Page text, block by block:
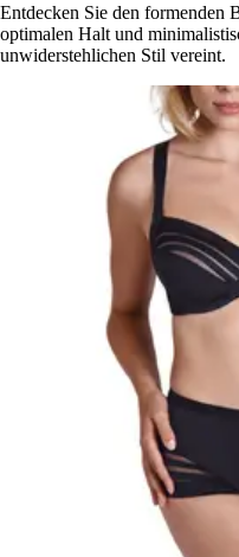
Entdecken Sie den formenden
optimalen Halt und
unwiderstehlichen Stil vereint.